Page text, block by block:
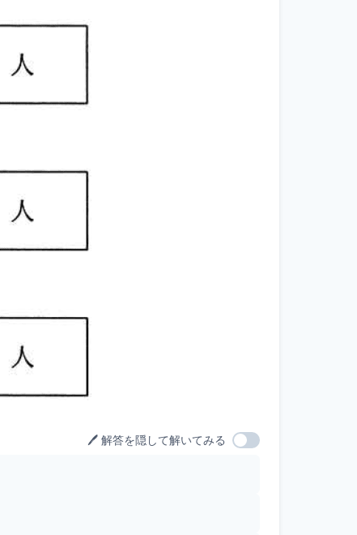
🖊️ 解答を隠して解いてみる